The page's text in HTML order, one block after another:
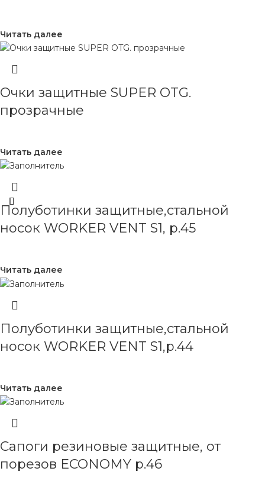
Читать далее
Очки защитные SUPER OTG.
прозрачные
Читать далее
Полуботинки защитные,стальной
носок WORKER VENT S1, р.45
Читать далее
Полуботинки защитные,стальной
носок WORKER VENT S1,р.44
Читать далее
Сапоги резиновые защитные, от
порезов ECONOMY р.46